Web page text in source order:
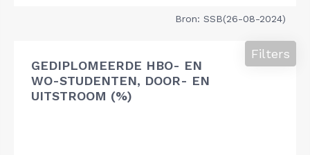
Bron: SSB(26-08-2024)
GEDIPLOMEERDE HBO- EN
WO-STUDENTEN, DOOR- EN
UITSTROOM (%)
Filters